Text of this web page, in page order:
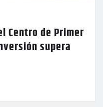
Centro de Primer
supera